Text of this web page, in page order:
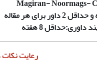
برای هر مقاله
داوری:حداقل 8 هفته
رعایت